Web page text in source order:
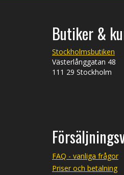
Butiker &
Stockholmsbutiken
Västerlånggatan 48
111 29 Stockholm
FAQ - vanliga frågor
Priser och betalning